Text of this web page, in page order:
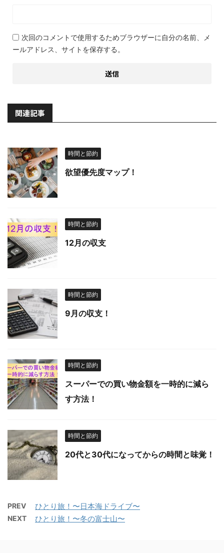
次回のコメントで使用するためブラウザーに自分の名前、メ
ールアドレス、サイトを保存する。
関連記事
時間と節約
欲望優先度マップ！
時間と節約
12月の収支
時間と節約
9月の収支！
時間と節約
スーパーでの買い物金額を一時的に減ら
す方法！
時間と節約
20代と30代になってからの時間と味覚！
PREV ひとり旅！〜日本海ドライブ〜
NEXT ひとり旅！〜冬の富士山〜